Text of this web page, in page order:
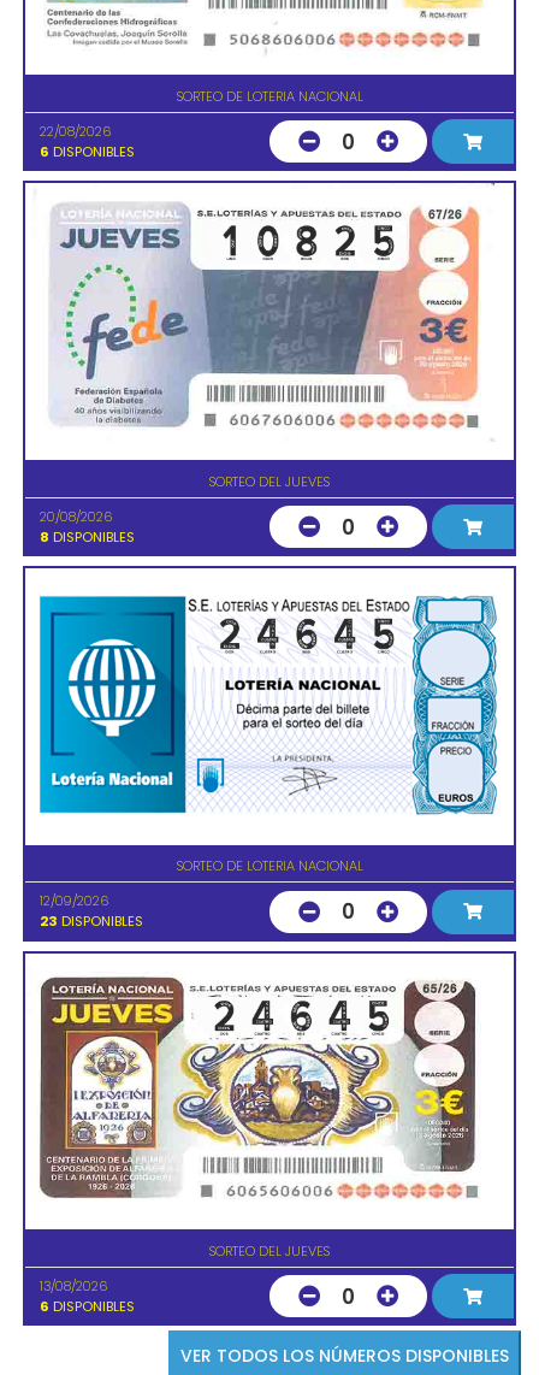
SORTEO DE LOTERIA NACIONAL
22/08/2026
6 DISPONIBLES 0
SORTEO DEL JUEVES
20/08/2026
8 DISPONIBLES 0
SORTEO DE LOTERIA NACIONAL
12/09/2026
23 DISPONIBLES 0
SORTEO DEL JUEVES
13/08/2026
6 DISPONIBLES 0
VER TODOS LOS NÚMEROS DISPONIBLES